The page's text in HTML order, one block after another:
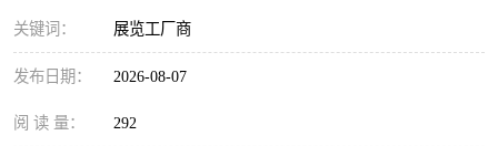
关键词： 展览工厂商
发布日期： 2026-08-07
阅 读 量： 292